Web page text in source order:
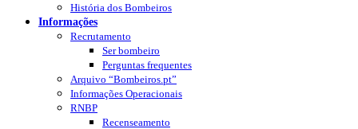
História dos Bombeiros
Informações
Recrutamento
Ser bombeiro
Perguntas frequentes
Arquivo “Bombeiros.pt”
Informações Operacionais
RNBP
Recenseamento